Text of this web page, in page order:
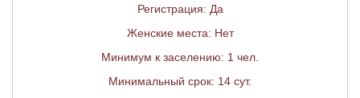
Регистрация: Да
Женские места: Нет
Минимум к заселению: 1 чел.
Минимальный срок: 14 сут.